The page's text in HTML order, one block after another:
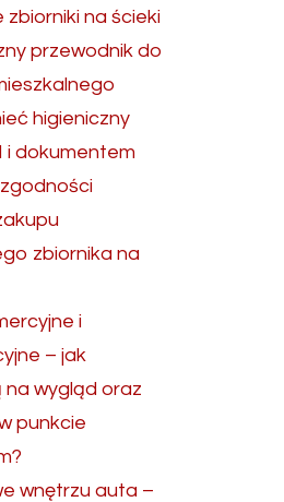
na ścieki
przewodnik do
higieniczny
i dokumentem
zbiornika na
i
– jak
na wygląd oraz
punkcie
wnętrzu auta –